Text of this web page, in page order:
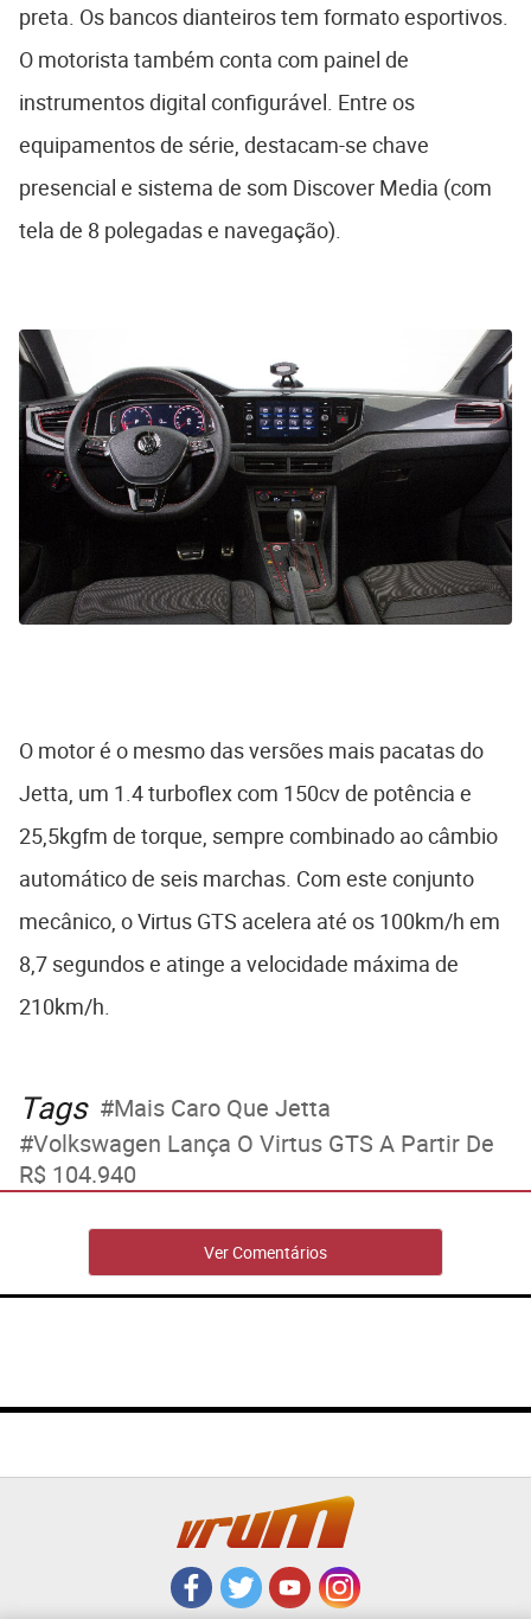
preta. Os bancos dianteiros tem formato esportivos.
O motorista também conta com painel de
instrumentos digital configurável. Entre os
equipamentos de série, destacam-se chave
presencial e sistema de som Discover Media (com
tela de 8 polegadas e navegação).
O motor é o mesmo das versões mais pacatas do
Jetta, um 1.4 turboflex com 150cv de potência e
25,5kgfm de torque, sempre combinado ao câmbio
automático de seis marchas. Com este conjunto
mecânico, o Virtus GTS acelera até os 100km/h em
8,7 segundos e atinge a velocidade máxima de
210km/h.
Tags
Mais Caro Que Jetta
Volkswagen Lança O Virtus GTS A Partir De
R$ 104.940
Ver Comentários